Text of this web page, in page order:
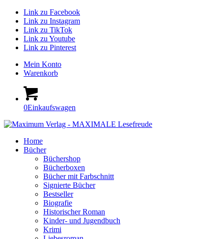
Link zu Facebook
Link zu Instagram
Link zu TikTok
Link zu Youtube
Link zu Pinterest
Mein Konto
Warenkorb
0Einkaufswagen
Home
Bücher
Büchershop
Bücherboxen
Bücher mit Farbschnitt
Signierte Bücher
Bestseller
Biografie
Historischer Roman
Kinder- und Jugendbuch
Krimi